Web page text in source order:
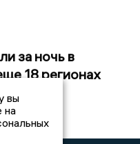
за ночь в
18 регионах
вы
на